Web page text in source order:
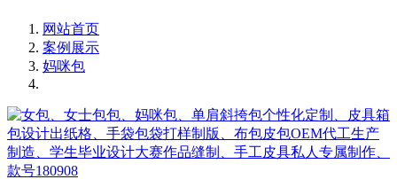
网站首页
案例展示
妈咪包